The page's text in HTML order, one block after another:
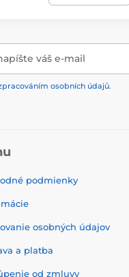
váš e-mail
osobních údajů.
podmienky
osobných údajov
a platba
od zmluvy